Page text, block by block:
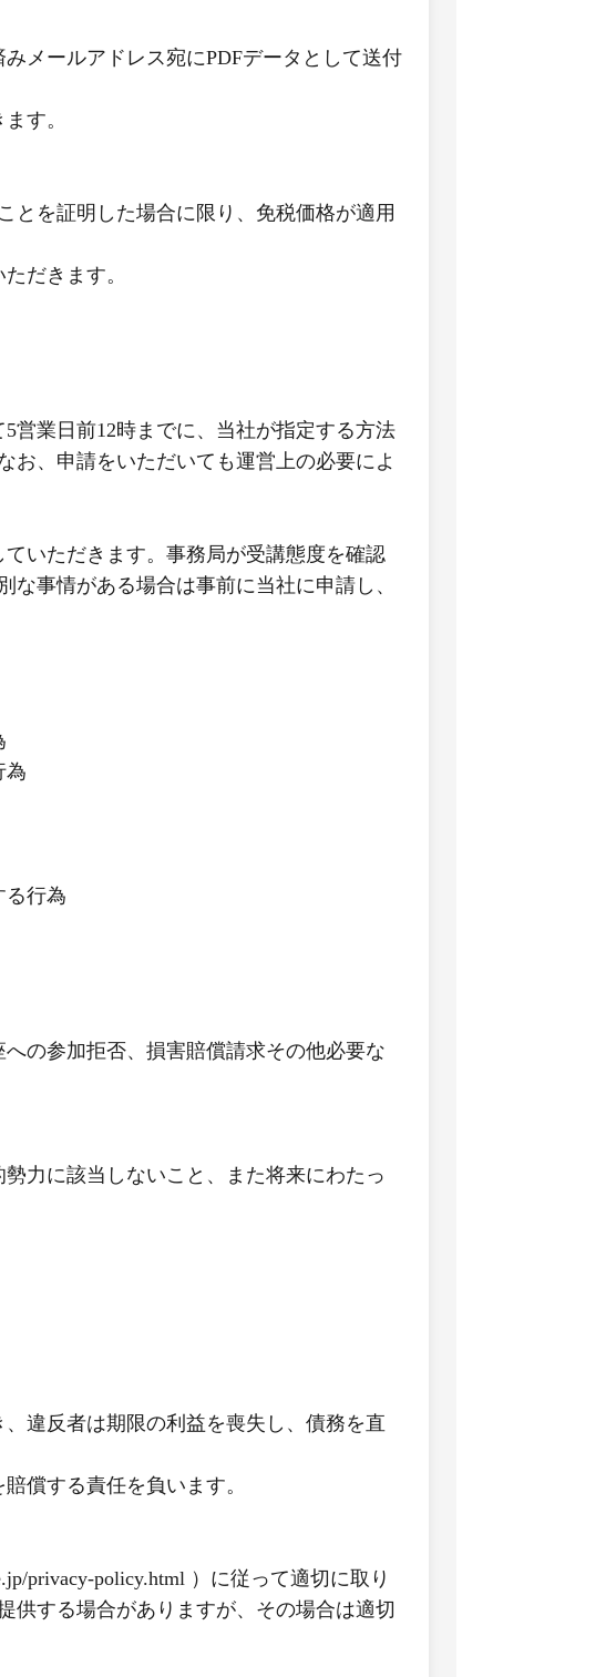
メールアドレス宛にPDFデータとして送付
す。
とを証明した場合に限り、免税価格が適用
だきます。
営業日前12時までに、当社が指定する方法
お、申請をいただいても運営上の必要によ
いただきます。事務局が受講態度を確認
事情がある場合は事前に当社に申請し、
為
る行為
の参加拒否、損害賠償請求その他必要な
力に該当しないこと、また将来にわたっ
違反者は期限の利益を喪失し、債務を直
償する責任を負います。
privacy-policy.html ）に従って適切に取り
供する場合がありますが、その場合は適切